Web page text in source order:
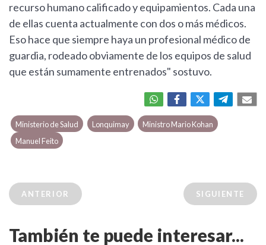
recurso humano calificado y equipamientos. Cada una
de ellas cuenta actualmente con dos o más médicos.
Eso hace que siempre haya un profesional médico de
guardia, rodeado obviamente de los equipos de salud
que están sumamente entrenados" sostuvo.
Ministerio de Salud Lonquimay
Ministro Mario Kohan
Manuel Feito
ANTERIOR SIGUIENTE
También te puede interesar...